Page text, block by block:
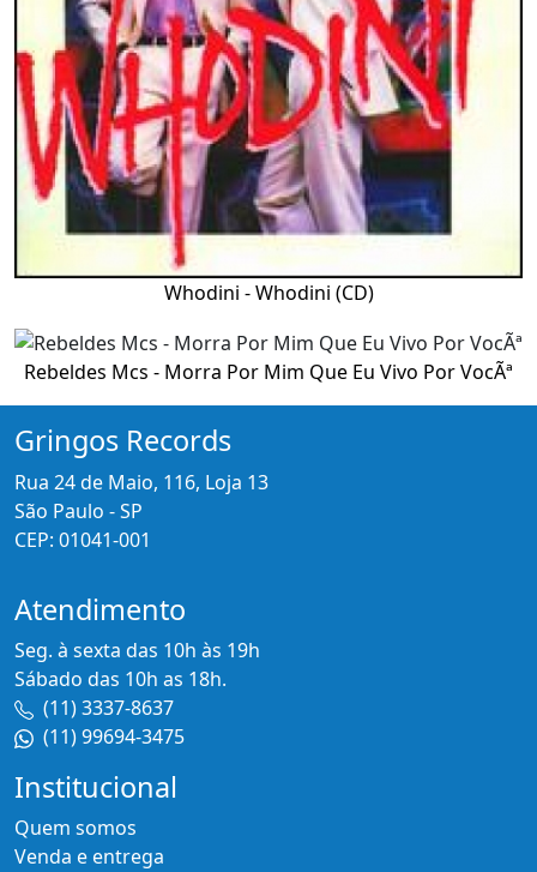
Whodini - Whodini (CD)
Rebeldes Mcs - Morra Por Mim Que Eu Vivo Por VocÃª
Gringos Records
Rua 24 de Maio, 116, Loja 13
São Paulo - SP
CEP: 01041-001
Atendimento
Seg. à sexta das 10h às 19h
Sábado das 10h as 18h.
(11) 3337-8637
(11) 99694-3475
Institucional
Quem somos
Venda e entrega